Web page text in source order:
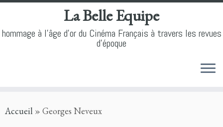
to
La Belle Equipe
hommage à l'âge d'or du Cinéma Français à travers les revues
d'époque
Accueil » Georges Neveux